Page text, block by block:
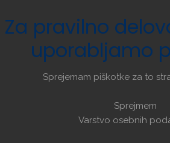
Za pravilno
uporabljamo
Sprejemam piškotke za to
Sprejmem
Varstvo osebnih